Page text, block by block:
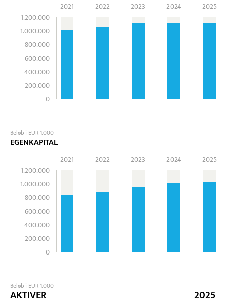
1.200.000
1.000.000
800.000
600.000
400.000
200.000
0
2021 2022 2023 2024 2025
Beløb i EUR 1.000
EGENKAPITAL
1.200.000
1.000.000
800.000
600.000
400.000
200.000
0
2021 2022 2023 2024 2025
Beløb i EUR 1.000
AKTIVER 2025